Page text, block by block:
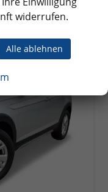
widerrufen.
Alle ablehnen